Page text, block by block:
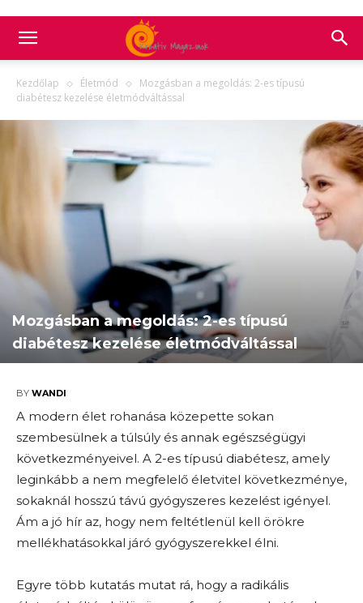
Kezdőlap Életmód
Mozgásban a megoldás: 2-es típusú
diabétesz kezelése életmódváltással
Mozgásban a megoldás: 2-es típusú
diabétesz kezelése életmódváltással
BY WANDI
A modern élet rohanása közepette sokan
szembesülnek a túlsúly és annak egészségügyi
következményeivel. A 2-es típusú diabétesz, amely
leginkább a nem megfelelő életvitel következménye,
sokaknál hosszú távú gyógyszeres kezelést igényel.
Ám a jó hír az, hogy nem feltétlenül kell örökre
mellékhatásokkal járó gyógyszerekkel élni.
Egyre több kutatás mutat rá, hogy a radikális